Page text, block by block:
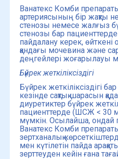
Ванатекс Комби
артериясының бір жақты
стенозы немесе жалғыз
стенозы бар пациенттерде
пайдалану керек,
қандағы мочевина және
деңгейлері жоғарылауы
Бүйрек жеткіліксіздігі
Бүйрек жеткіліксіздігі
кезінде сақтық шарасын
диуретиктер бүйрек
пациенттерде (ШСЖ < 30
мүмкін. Осылайша, ондай
Ванатекс Комби
зертханалық
мен күтілетін пайда
зерттеуден кейін ғана